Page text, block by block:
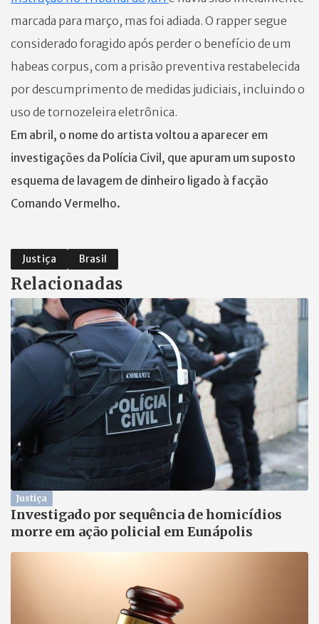
marcada para março, mas foi adiada. O rapper segue
considerado foragido após perder o benefício de um
habeas corpus, com a prisão preventiva restabelecida
por descumprimento de medidas judiciais, incluindo o
uso de tornozeleira eletrônica.
Em abril, o nome do artista voltou a aparecer em
investigações da Polícia Civil, que apuram um suposto
esquema de lavagem de dinheiro ligado à facção
Comando Vermelho.
Justiça Brasil
Relacionadas
Justiça
Investigado por sequência de homicídios
morre em ação policial em Eunápolis